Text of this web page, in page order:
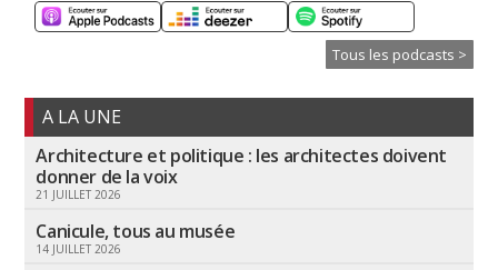
Tous les podcasts >
A LA UNE
Architecture et politique : les architectes doivent
donner de la voix
21 JUILLET 2026
Canicule, tous au musée
14 JUILLET 2026